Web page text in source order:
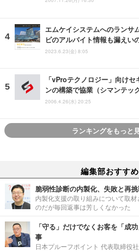
エムケイシステムへのランサ
ビのアルバイト情報も漏えい
2023.6.23(金) 8:05
「vProテクノロジー」向け
ンの構築で協業（シマンテッ
2006.4.26(水) 20:25
ランキングをもっと
編集部おすすめ
脆弱性診断の内製化、失敗と再
内製化支援の取り組みについて取
のだが毎回返事は芳しくなかった
「守る」だけでなくお客を「成
事
日本プルーフポイント 代表取締役